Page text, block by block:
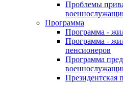
Проблемы
Программа
Программа -
Программа -
пенсионеров
Программа
Президентская